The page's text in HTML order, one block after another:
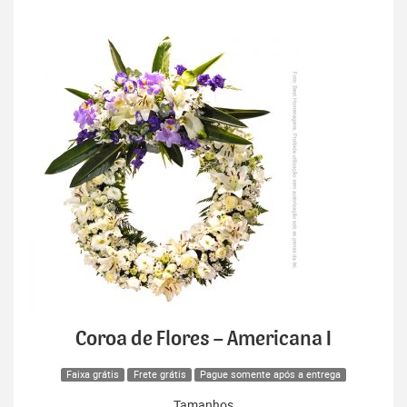
Coroa de Flores – Americana I
Faixa grátis Frete grátis Pague somente após a entrega